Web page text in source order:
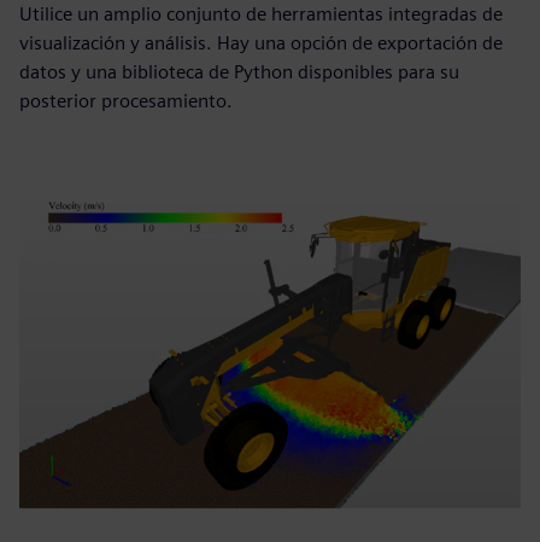
Utilice un amplio conjunto de herramientas integradas de
visualización y análisis. Hay una opción de exportación de
datos y una biblioteca de Python disponibles para su
posterior procesamiento.